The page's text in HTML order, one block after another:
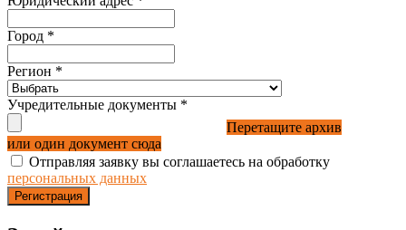
Город *
Регион *
Учредительные документы *
Перетащите архив
или один документ сюда
Отправляя заявку вы соглашаетесь на обработку
персональных данных
Регистрация